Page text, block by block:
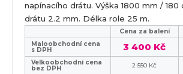
napínacího drátu. Výška 1800 mm / 180
drátu 2.2 mm. Délka role 25 m.
Cena za balení
Maloobchodní cena
s DPH 3 400 Kč
Velkoobchodní cena
bez DPH 2 550 Kč